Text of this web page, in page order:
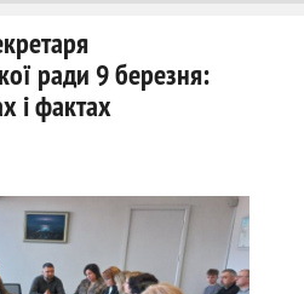
ради 9 березня:
і фактах